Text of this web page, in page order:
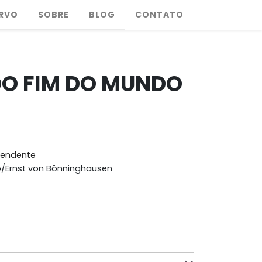
SOBRE BLOG CONTATO
FIM DO MUNDO
von Bönninghausen